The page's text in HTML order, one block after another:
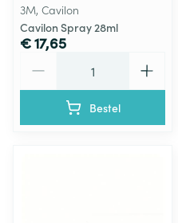
3M, Cavilon
Cavilon Spray 28ml
€ 17,65
Bestel